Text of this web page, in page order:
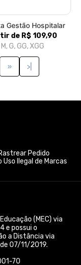
Gestão Hospitalar
de R$ 109,90
M, G, GG, XGG
» >|
Pedido
Uso Ilegal de Marcas
(MEC) via
e possui o
a Distância via
07/11/2019.
70